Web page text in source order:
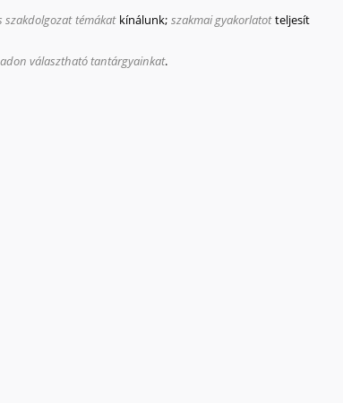
szakdolgozat témákatkínálunk; szakmai gyakorlatotteljesít
választható tantárgyainkat.